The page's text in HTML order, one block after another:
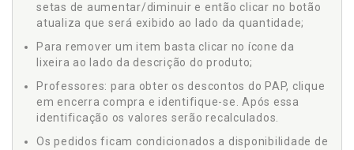
setas de aumentar/diminuir e então clicar no botão
atualiza que será exibido ao lado da quantidade;
Para remover um item basta clicar no ícone da
lixeira ao lado da descrição do produto;
Professores: para obter os descontos do PAP, clique
em encerra compra e identifique-se. Após essa
identificação os valores serão recalculados.
Os pedidos ficam condicionados a disponibilidade de